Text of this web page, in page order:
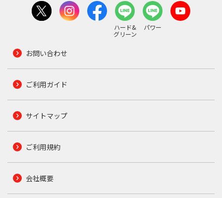
ハード&
グリーン
パワー
お問い合わせ
ご利用ガイド
サイトマップ
ご利用規約
会社概要